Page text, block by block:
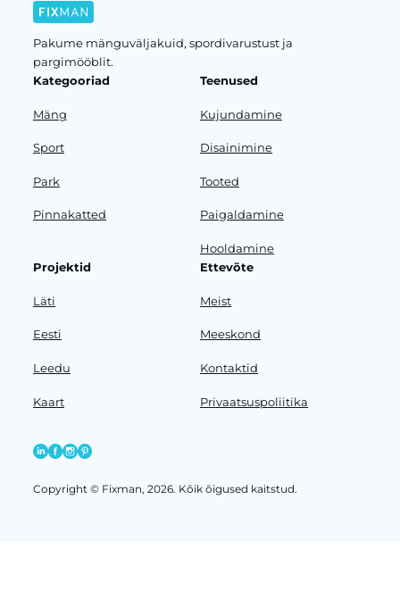
Pakume mänguväljakuid, spordivarustust ja
pargimööblit.
Kategooriad
Mäng
Sport
Park
Pinnakatted
Teenused
Kujundamine
Disainimine
Tooted
Paigaldamine
Hooldamine
Projektid
Läti
Eesti
Leedu
Kaart
Ettevõte
Meist
Meeskond
Kontaktid
Privaatsuspoliitika
Copyright © Fixman, 2026. Kõik õigused kaitstud.